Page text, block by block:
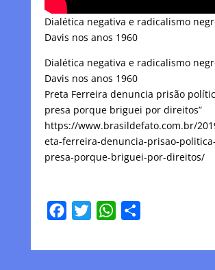
Dialética negativa e radicalismo
Davis nos anos 1960
Dialética negativa e radicalismo
Davis nos anos 1960
Preta Ferreira denuncia prisão
presa porque briguei por direitos”
https://www.brasildefato.com.br/
eta-ferreira-denuncia-prisao-
presa-porque-briguei-por-direitos/
c
i
W
a
m